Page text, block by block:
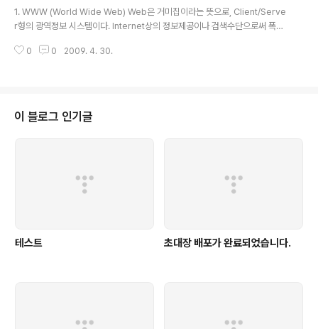
든 정보 출력 -c: 최근 변경한 시간 순서데로 출력 -d: 디렉토리 명만 출력 -F:
파일의 특성을 출..
1. WWW (World Wide Web) Web은 거미집이라는 뜻으로, Client/Serve
r형의 광역정보 시스템이다. Internet상의 정보제공이나 검색수단으로써 폭발
사용하고, 한때 Netscape사의 “Netscape Navigator”가 유명했으나, 최
의 LAN을 상호 접속하는 형태로 형성 되어왔다. 현재는, 전화망 다음 가는 거대
0 0 2009. 4. 30.
이 블로그 인기글
테스트 초대장 배포가 완료되었습니다.